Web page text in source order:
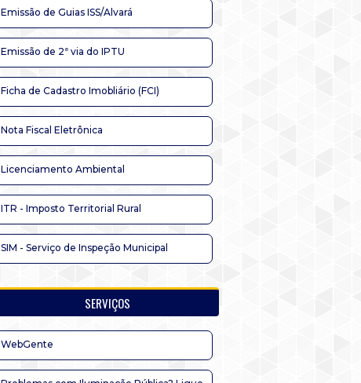
Emissão de Guias ISS/Alvará
Emissão de 2ª via do IPTU
Ficha de Cadastro Imobliário (FCI)
Nota Fiscal Eletrônica
Licenciamento Ambiental
ITR - Imposto Territorial Rural
SIM - Serviço de Inspeção Municipal
SERVIÇOS
WebGente